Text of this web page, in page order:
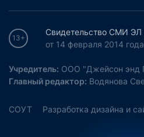
13+
Свидетельство СМИ
от 14 февраля 2014
Учредитель: ООО "Джейсон энд
Главный редактор: Водянова
СОУТ Разработка дизайна и